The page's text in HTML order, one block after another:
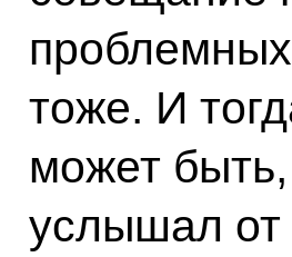
тоже. И
может
услышал от